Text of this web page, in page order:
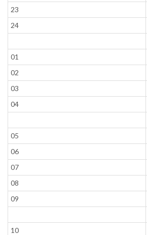
23
24
01
02
03
04
05
06
07
08
09
10